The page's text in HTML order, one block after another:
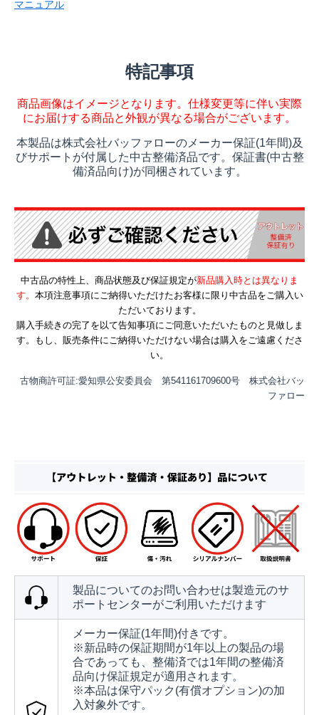
マニュアル
特記事項
商品画像はイメージとなります。仕様変更等に伴い実際
にお届けする商品と外観が異なる場合がございます。
本製品は株式会社バッファローのメーカー保証(1年間)及
びサポートが付属した中古整備済品です。保証書(中古整
備済品向け)が同梱されています。
中古品の特性上、商品状態及び保証規定が新品購入時とは異なりま
す。 本項注意事項にご納得いただけたお客様に限り中古品をご購入い
ただいております。
購入手続きの完了を以て告知事項にご同意いただいたものと見做しま
す。もし、販売条件にご納得いただけない場合は購入をご遠慮くださ
い。
古物商許可証:愛知県公安委員会 第541161709600号 株式会社バッ
ファロー
製品についてのお問い合わせは製造元のサ
ポートセンターがご利用いただけます
メーカー保証(1年間)付きです。
※新品時の保証期間が1年以上の製品の場
合であっても、整備済では1年間の整備済
品向け保証規定が適用されます。
※本品は保守パック(有償オプション)の加
入対象外です。